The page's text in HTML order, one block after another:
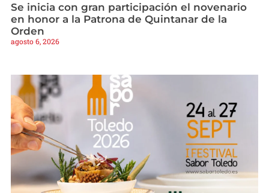
Se inicia con gran participación el novenario
en honor a la Patrona de Quintanar de la
Orden
agosto 6, 2026